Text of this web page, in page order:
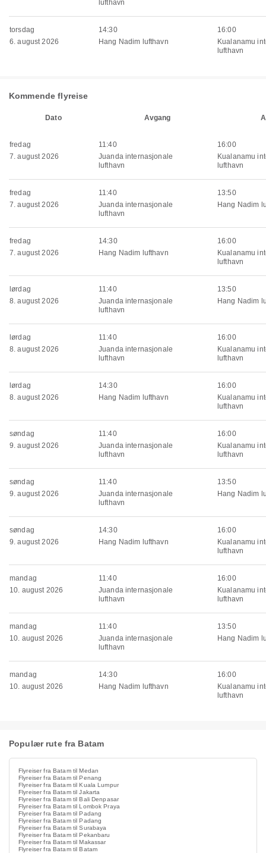
lufthavn
torsdag
6. august 2026
14:30
Hang Nadim lufthavn
16:00
Kualanamu
lufthavn
Kommende flyreise
Dato Avgang
fredag
7. august 2026
11:40
Juanda internasjonale
lufthavn
16:00
Kualanamu
lufthavn
fredag
7. august 2026
11:40
Juanda internasjonale
lufthavn
13:50
Hang Nadim
fredag
7. august 2026
14:30
Hang Nadim lufthavn
16:00
Kualanamu
lufthavn
lørdag
8. august 2026
11:40
Juanda internasjonale
lufthavn
13:50
Hang Nadim
lørdag
8. august 2026
11:40
Juanda internasjonale
lufthavn
16:00
Kualanamu
lufthavn
lørdag
8. august 2026
14:30
Hang Nadim lufthavn
16:00
Kualanamu
lufthavn
søndag
9. august 2026
11:40
Juanda internasjonale
lufthavn
16:00
Kualanamu
lufthavn
søndag
9. august 2026
11:40
Juanda internasjonale
lufthavn
13:50
Hang Nadim
søndag
9. august 2026
14:30
Hang Nadim lufthavn
16:00
Kualanamu
lufthavn
mandag
10. august 2026
11:40
Juanda internasjonale
lufthavn
16:00
Kualanamu
lufthavn
mandag
10. august 2026
11:40
Juanda internasjonale
lufthavn
13:50
Hang Nadim
mandag
10. august 2026
14:30
Hang Nadim lufthavn
16:00
Kualanamu
lufthavn
Populær rute fra Batam
Flyreiser fra Batam til Medan
Flyreiser fra Batam til Penang
Flyreiser fra Batam til Kuala Lumpur
Flyreiser fra Batam til Jakarta
Flyreiser fra Batam til Bali Denpasar
Flyreiser fra Batam til Lombok Praya
Flyreiser fra Batam til Padang
Flyreiser fra Batam til Padang
Flyreiser fra Batam til Surabaya
Flyreiser fra Batam til Pekanbaru
Flyreiser fra Batam til Makassar
Flyreiser fra Batam til Batam